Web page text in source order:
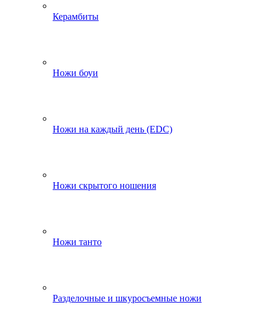
Керамбиты
Ножи боуи
Ножи на каждый день (EDC)
Ножи скрытого ношения
Ножи танто
Разделочные и шкуросъемные ножи